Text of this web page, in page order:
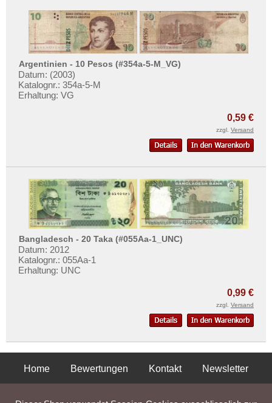
Argentinien - 10 Pesos (#354a-5-M_VG)
Datum: (2003)
Katalognr.: 354a-5-M
Erhaltung: VG
0,59 €
zzgl. Versand
Bangladesch - 20 Taka (#055Aa-1_UNC)
Datum: 2012
Katalognr.: 055Aa-1
Erhaltung: UNC
0,99 €
zzgl. Versand
Home Bewertungen Kontakt
Newsletter